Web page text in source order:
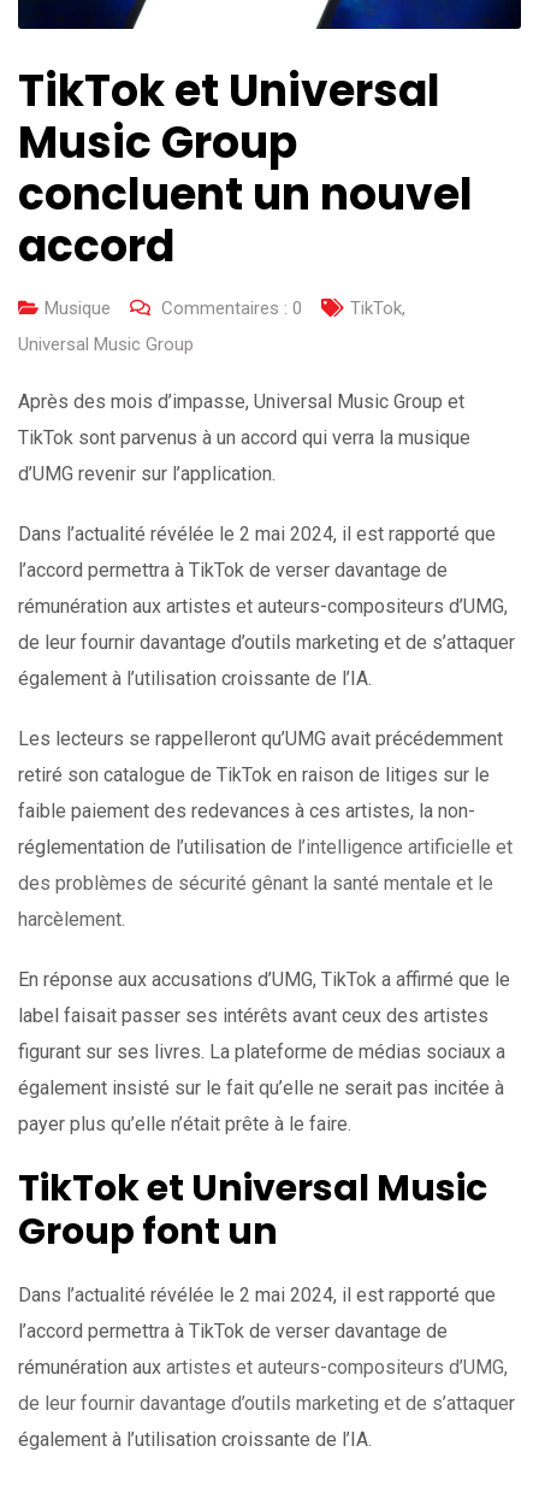
TikTok et Universal
Music Group
concluent un nouvel
accord
Musique Commentaires : 0 TikTok,
Universal Music Group
Après des mois d’impasse, Universal Music Group et
TikTok sont parvenus à un accord qui verra la musique
d’UMG revenir sur l’application.
Dans l’actualité révélée le 2 mai 2024, il est rapporté que
l’accord permettra à TikTok de verser davantage de
rémunération aux artistes et auteurs-compositeurs d’UMG,
de leur fournir davantage d’outils marketing et de s’attaquer
également à l’utilisation croissante de l’IA.
Les lecteurs se rappelleront qu’UMG avait précédemment
retiré son catalogue de TikTok en raison de litiges sur le
faible paiement des redevances à ces artistes, la non-
réglementation de l’utilisation de l’intelligence artificielle et
des problèmes de sécurité gênant la santé mentale et le
harcèlement.
En réponse aux accusations d’UMG, TikTok a affirmé que le
label faisait passer ses intérêts avant ceux des artistes
figurant sur ses livres. La plateforme de médias sociaux a
également insisté sur le fait qu’elle ne serait pas incitée à
payer plus qu’elle n’était prête à le faire.
TikTok et Universal Music
Group font un
Dans l’actualité révélée le 2 mai 2024, il est rapporté que
l’accord permettra à TikTok de verser davantage de
rémunération aux artistes et auteurs-compositeurs d’UMG,
de leur fournir davantage d’outils marketing et de s’attaquer
également à l’utilisation croissante de l’IA.